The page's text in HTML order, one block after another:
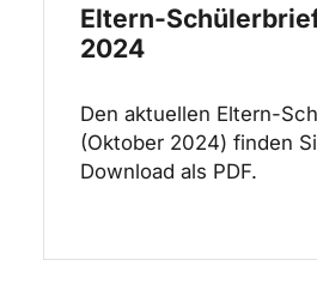
Eltern-
2024
Den aktuellen Eltern-
(Oktober 2024) finden
Download als PDF.